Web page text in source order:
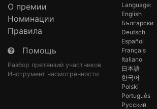
О премии
Номинации
Правила
Помощь
Разбор претензий участников
Инструмент насмотренности
Language:
English
Български
Deutsch
Español
Français
Italiano
日本語
한국어
Polski
Português
Русский